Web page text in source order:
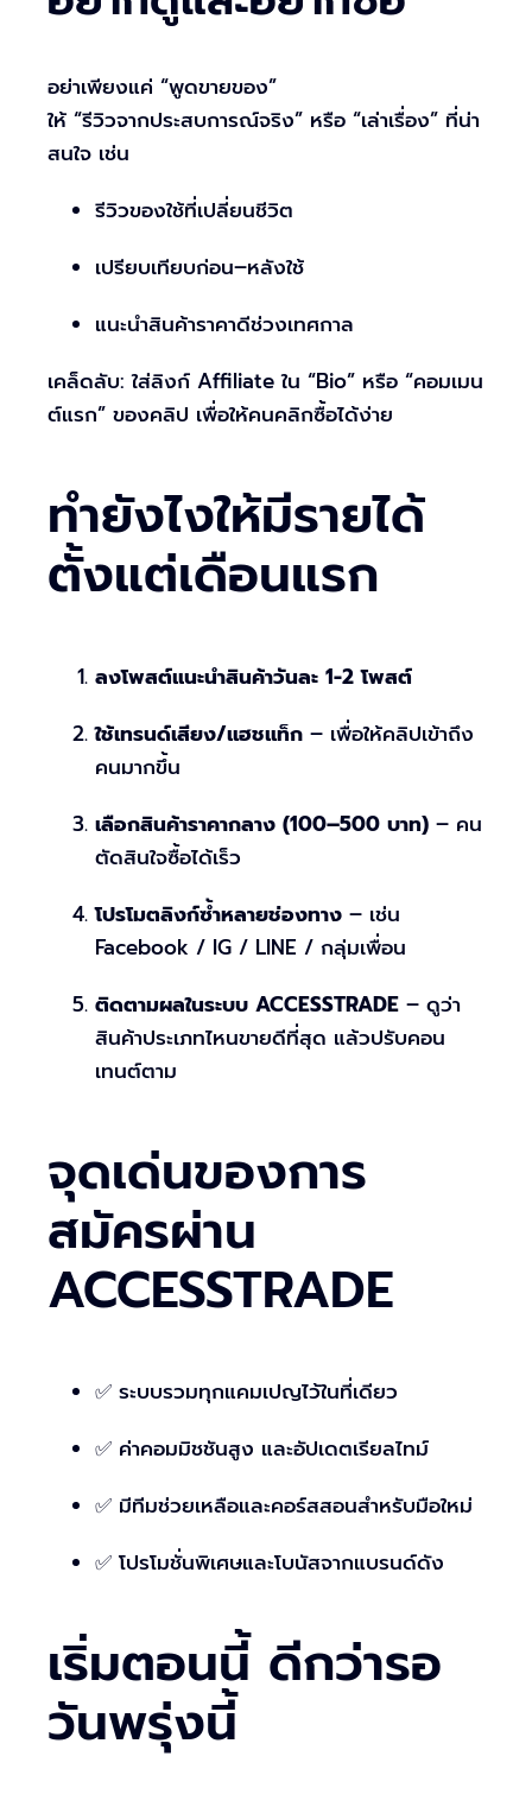
อย่าเพียงแค่ “พูดขายของ”
ให้ “รีวิวจากประสบการณ์จริง” หรือ “เล่าเรื่อง” ที่น่า
สนใจ เช่น
รีวิวของใช้ที่เปลี่ยนชีวิต
เปรียบเทียบก่อน–หลังใช้
แนะนำสินค้าราคาดีช่วงเทศกาล
เคล็ดลับ: ใส่ลิงก์ Affiliate ใน “Bio” หรือ “คอมเมน
ต์แรก” ของคลิป เพื่อให้คนคลิกซื้อได้ง่าย
ทำยังไงให้มีรายได้
ตั้งแต่เดือนแรก
ลงโพสต์แนะนำสินค้าวันละ 1-2 โพสต์
ใช้เทรนด์เสียง/แฮชแท็ก – เพื่อให้คลิปเข้าถึง
คนมากขึ้น
เลือกสินค้าราคากลาง (100–500 บาท) – คน
ตัดสินใจซื้อได้เร็ว
โปรโมตลิงก์ซ้ำหลายช่องทาง – เช่น
Facebook / IG / LINE / กลุ่มเพื่อน
ติดตามผลในระบบ ACCESSTRADE – ดูว่า
สินค้าประเภทไหนขายดีที่สุด แล้วปรับคอน
เทนต์ตาม
จุดเด่นของการ
สมัครผ่าน
ACCESSTRADE
✅ ระบบรวมทุกแคมเปญไว้ในที่เดียว
✅ ค่าคอมมิชชันสูง และอัปเดตเรียลไทม์
✅ มีทีมช่วยเหลือและคอร์สสอนสำหรับมือใหม่
✅ โปรโมชั่นพิเศษและโบนัสจากแบรนด์ดัง
เริ่มตอนนี้ ดีกว่ารอ
วันพรุ่งนี้